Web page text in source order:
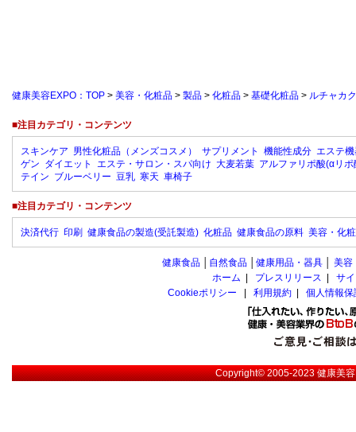
健康美容EXPO：TOP > 美容・化粧品 > 製品 > 化粧品 > 基礎化粧品 > ルチャカ
■注目カテゴリ・コンテンツ
スキンケア 男性化粧品（メンズコスメ） サプリメント 機能性成分 エステ
ゲン ダイエット エステ・サロン・スパ向け 大麦若葉 アルファリポ酸(αリポ
テイン ブルーベリー 豆乳 寒天 車椅子
■注目カテゴリ・コンテンツ
決済代行 印刷 健康食品の製造(受託製造) 化粧品 健康食品の原料 美容・化
健康食品 自然食品 健康用品・器具 美容
ホーム
プレスリリース
サ
Cookieポリシー
利用規約 個人情報
Copyright© 2005-2023健康美